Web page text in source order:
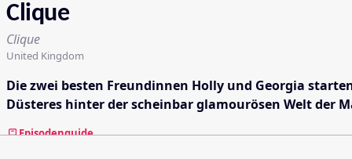
Clique
Clique
United Kingdom
Die zwei besten Freundinnen Holly und Georgia
Düsteres hinter der scheinbar glamourösen Welt der
Episodenguide